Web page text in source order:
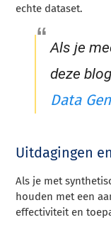
echte dataset.
Als je
deze
Data
Uitdagingen
Als je met
houden met een
effectiviteit en